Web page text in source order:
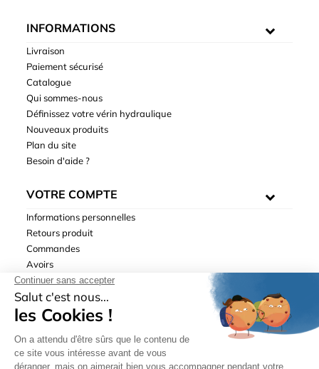
INFORMATIONS
Livraison
Paiement sécurisé
Catalogue
Qui sommes-nous
Définissez votre vérin hydraulique
Nouveaux produits
Plan du site
Besoin d'aide ?
VOTRE COMPTE
Informations personnelles
Retours produit
Commandes
Avoirs
Adresses
Bons de réduction